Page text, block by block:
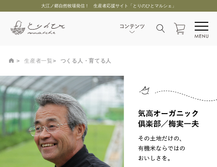
大江ノ郷自然牧場発信！ 生産者応援サイト「とりのひとマルシェ」
生産者一覧 つくる人・育てる人